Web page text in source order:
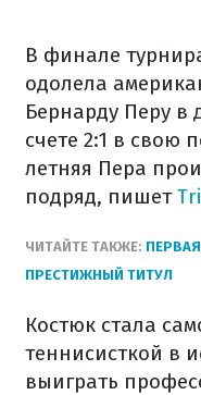
В финале
одолела
Бернарду Перу в
счете 2:1 в свою
летняя Пера
подряд, пишет
ЧИТАЙТЕ ТАКЖЕ:
ПРЕСТИЖНЫЙ ТИТУЛ
Костюк стала
теннисисткой в
выиграть